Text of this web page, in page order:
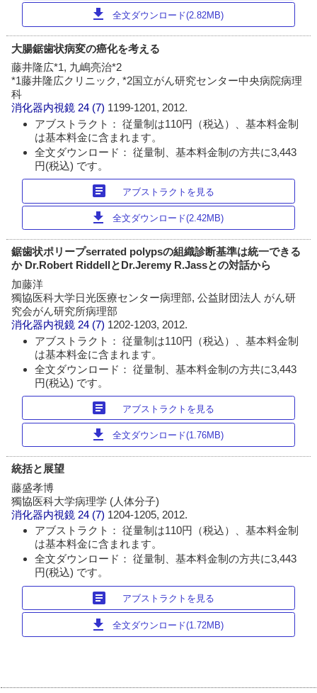
download 全文ダウンロード(2.82MB)
大腸鋸歯状病変の癌化を考える
藤井隆広*1, 九嶋亮治*2
*1藤井隆広クリニック, *2国立がん研究センター中央病院病理
科
消化器内視鏡 24 (7) 1199-1201, 2012.
アブストラクト： 従量制は110円（税込）、基本料金制
は基本料金に含まれます。
全文ダウンロード： 従量制、基本料金制の方共に3,443
円(税込) です。
article アブストラクトを見る
download 全文ダウンロード(2.42MB)
鋸歯状ポリープserrated polypsの組織診断基準は統一できる
か Dr.Robert RiddellとDr.Jeremy R.Jassとの対話から
加藤洋
獨協医科大学日光医療センター病理部, 公益財団法人 がん研
究会がん研究所病理部
消化器内視鏡 24 (7) 1202-1203, 2012.
アブストラクト： 従量制は110円（税込）、基本料金制
は基本料金に含まれます。
全文ダウンロード： 従量制、基本料金制の方共に3,443
円(税込) です。
article アブストラクトを見る
download 全文ダウンロード(1.76MB)
統括と展望
藤盛孝博
獨協医科大学病理学 (人体分子)
消化器内視鏡 24 (7) 1204-1205, 2012.
アブストラクト： 従量制は110円（税込）、基本料金制
は基本料金に含まれます。
全文ダウンロード： 従量制、基本料金制の方共に3,443
円(税込) です。
article アブストラクトを見る
download 全文ダウンロード(1.72MB)